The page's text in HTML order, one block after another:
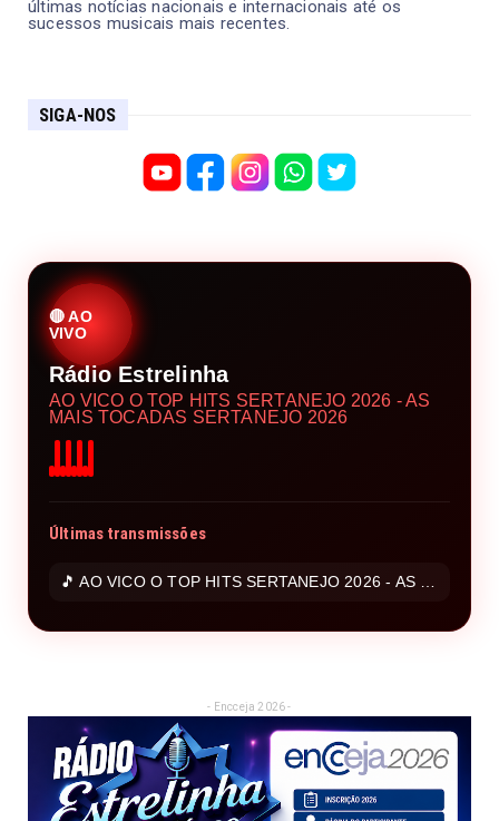
últimas notícias nacionais e internacionais até os
sucessos musicais mais recentes.
SIGA-NOS
🔴 AO
VIVO
Rádio Estrelinha
AO VICO O TOP HITS SERTANEJO 2026 - AS
MAIS TOCADAS SERTANEJO 2026
Últimas transmissões
- Encceja 2026 -